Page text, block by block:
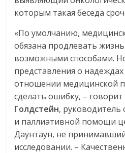
которым такая беседа
«По умолчанию,
обязана продлевать
возможными способами.
представления о
отношении медицинской
сделать ошибку, –
Голдстейн, руководитель
и паллиативной помощи
Даунтаун, не
исследовании. –